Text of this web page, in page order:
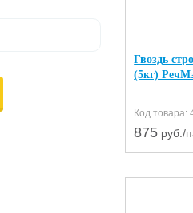
Гвоздь
(5кг)
Код товара:
875 руб./